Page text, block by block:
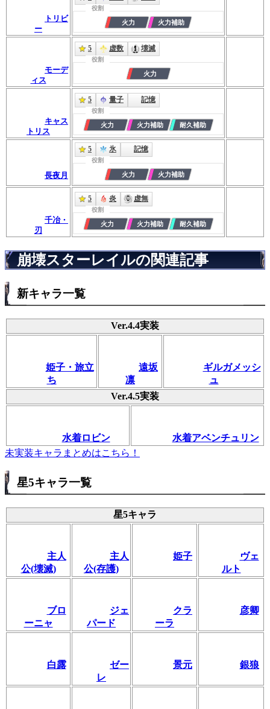
トリビ
ー
役割
モーデ
ィス
5 虚数 壊滅
役割
キャス
トリス
5 量子 記憶
役割
長夜月
5 氷 記憶
役割
千冶・
刃
5 炎 虚無
役割
崩壊スターレイルの関連記事
新キャラ一覧
Ver.4.4実装
姫子・旅立
ち
遠坂
凛
ギルガメッシ
ュ
Ver.4.5実装
水着ロビン
水着アベンチュリン
未実装キャラまとめはこちら！
星5キャラ一覧
星5キャラ
主人
公(壊滅)
主人
公(存護)
姫子
ヴェ
ルト
ブロ
ーニャ
ジェ
パード
クラ
ーラ
彦卿
白露
ゼー
レ
景元 銀狼